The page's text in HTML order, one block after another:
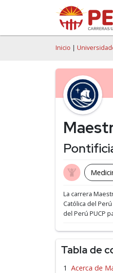
Inicio |
La carrera
Católica del Perú
del Perú PUCP
Tabla de
Acerca de